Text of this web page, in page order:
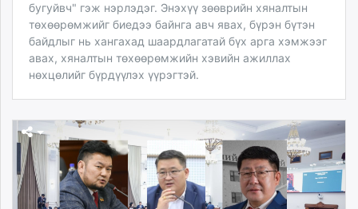
бугуйвч" гэж нэрлэдэг. Энэхүү зөөврийн хяналтын
төхөөрөмжийг биедээ байнга авч явах, бүрэн бүтэн
байдлыг нь хангахад шаардлагатай бүх арга хэмжээг
авах, хяналтын төхөөрөмжийн хэвийн ажиллах
нөхцөлийг бүрдүүлэх үүрэгтэй.